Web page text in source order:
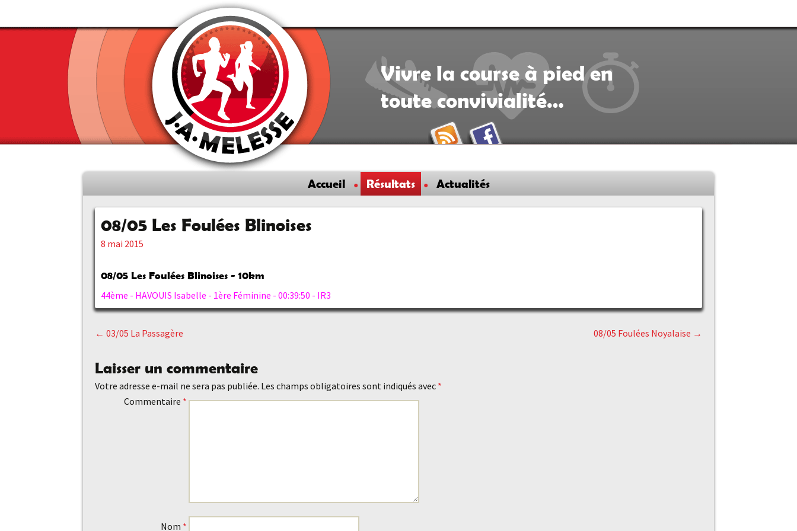
Vivre la course à pied en
toute convivialité…
au
contenu
principal
Accueil Résultats Actualités
08/05 Les Foulées Blinoises
8 mai 2015
08/05 Les Foulées Blinoises - 10km
44ème - HAVOUIS Isabelle - 1ère Féminine - 00:39:50 - IR3
Navigation
des
← 03/05 La Passagère 08/05 Foulées Noyalaise →
Laisser un commentaire
Votre adresse e-mail ne sera pas publiée. Les champs obligatoires sont indiqués avec *
Commentaire *
Nom *